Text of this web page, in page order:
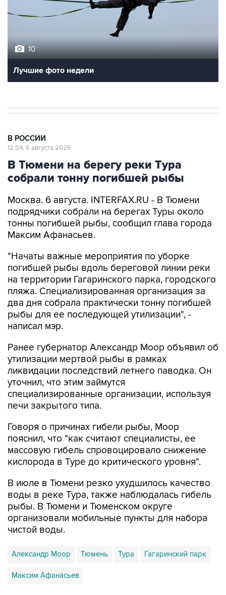
10
Лучшие фото недели
В РОССИИ
12:54, 6 августа 2026
В Тюмени на берегу реки Тура
собрали тонну погибшей рыбы
Москва. 6 августа. INTERFAX.RU - В Тюмени
подрядчики собрали на берегах Туры около
тонны погибшей рыбы, сообщил глава города
Максим Афанасьев.
"Начаты важные мероприятия по уборке
погибшей рыбы вдоль береговой линии реки
на территории Гагаринского парка, городского
пляжа. Специализированная организация за
два дня собрала практически тонну погибшей
рыбы для ее последующей утилизации", -
написал мэр.
Ранее губернатор Александр Моор объявил об
утилизации мертвой рыбы в рамках
ликвидации последствий летнего паводка. Он
уточнил, что этим займутся
специализированные организации, используя
печи закрытого типа.
Говоря о причинах гибели рыбы, Моор
пояснил, что "как считают специалисты, ее
массовую гибель спровоцировало снижение
кислорода в Туре до критического уровня".
В июле в Тюмени резко ухудшилось качество
воды в реке Тура, также наблюдалась гибель
рыбы. В Тюмени и Тюменском округе
организовали мобильные пункты для набора
чистой воды.
Александр Моор Тюмень Тура Гагаринский парк
Максим Афанасьев